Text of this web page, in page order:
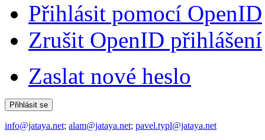
Přihlásit pomocí OpenID
Zrušit OpenID přihlášení
Zaslat nové heslo
info@jataya.net; alam@jataya.net; pavel.typl@jataya.net